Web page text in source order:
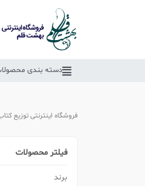
دسته بندی
فروشگاه اینترنتی توزیع
فیلتر محصولات
برند